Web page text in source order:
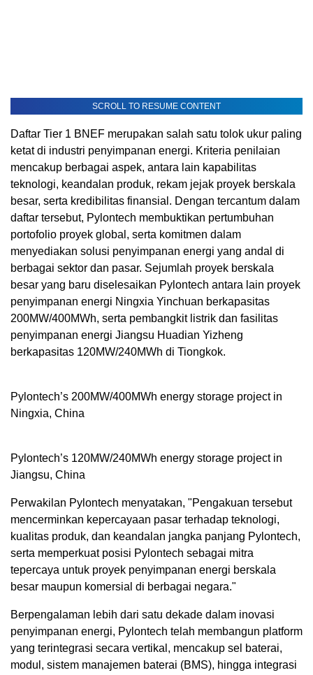
SCROLL TO RESUME CONTENT
Daftar Tier 1 BNEF merupakan salah satu tolok ukur paling
ketat di industri penyimpanan energi. Kriteria penilaian
mencakup berbagai aspek, antara lain kapabilitas
teknologi, keandalan produk, rekam jejak proyek berskala
besar, serta kredibilitas finansial. Dengan tercantum dalam
daftar tersebut, Pylontech membuktikan pertumbuhan
portofolio proyek global, serta komitmen dalam
menyediakan solusi penyimpanan energi yang andal di
berbagai sektor dan pasar. Sejumlah proyek berskala
besar yang baru diselesaikan Pylontech antara lain proyek
penyimpanan energi Ningxia Yinchuan berkapasitas
200MW/400MWh, serta pembangkit listrik dan fasilitas
penyimpanan energi Jiangsu Huadian Yizheng
berkapasitas 120MW/240MWh di Tiongkok.
Pylontech’s 200MW/400MWh energy storage project in
Ningxia, China
Pylontech’s 120MW/240MWh energy storage project in
Jiangsu, China
Perwakilan Pylontech menyatakan, "Pengakuan tersebut
mencerminkan kepercayaan pasar terhadap teknologi,
kualitas produk, dan keandalan jangka panjang Pylontech,
serta memperkuat posisi Pylontech sebagai mitra
tepercaya untuk proyek penyimpanan energi berskala
besar maupun komersial di berbagai negara."
Berpengalaman lebih dari satu dekade dalam inovasi
penyimpanan energi, Pylontech telah membangun platform
yang terintegrasi secara vertikal, mencakup sel baterai,
modul, sistem manajemen baterai (BMS), hingga integrasi